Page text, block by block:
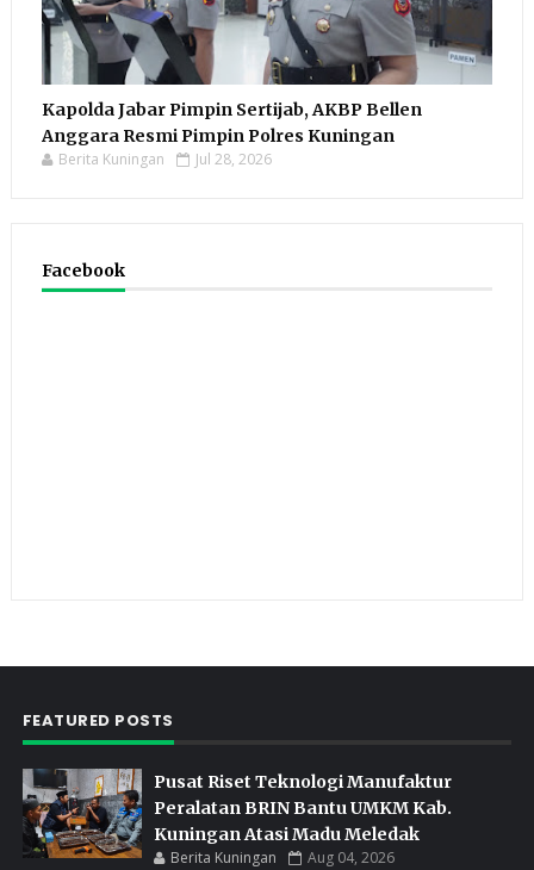
Kapolda Jabar Pimpin Sertijab, AKBP Bellen
Anggara Resmi Pimpin Polres Kuningan
Berita Kuningan Jul 28, 2026
Facebook
FEATURED POSTS
Pusat Riset Teknologi Manufaktur
Peralatan BRIN Bantu UMKM Kab.
Kuningan Atasi Madu Meledak
Berita Kuningan Aug 04, 2026